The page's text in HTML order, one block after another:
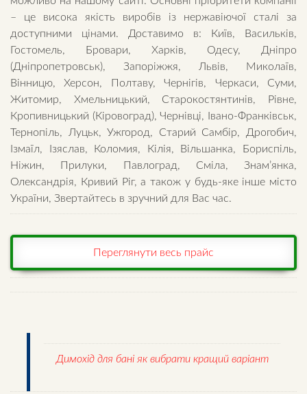
– це висока якість виробів із нержавіючої сталі за
доступними цінами. Доставимо в: Київ, Васильків,
Гостомель, Бровари, Харків, Одесу, Дніпро
(Дніпропетровськ), Запоріжжя, Львів, Миколаїв,
Вінницю, Херсон, Полтаву, Чернігів, Черкаси, Суми,
Житомир, Хмельницький, Старокостянтинів, Рівне,
Кропивницький (Кіровоград), Чернівці, Івано-Франківськ,
Тернопіль, Луцьк, Ужгород, Старий Самбір, Дрогобич,
Ізмаїл, Ізяслав, Коломия, Кілія, Вільшанка, Бориспіль,
Ніжин, Прилуки, Павлоград, Сміла, Знам’янка,
Олександрія, Кривий Ріг, а також у будь-яке інше місто
України, Звертайтесь в зручний для Вас час.
Переглянути весь прайс
Димохід для бані як вибрати кращий варіант